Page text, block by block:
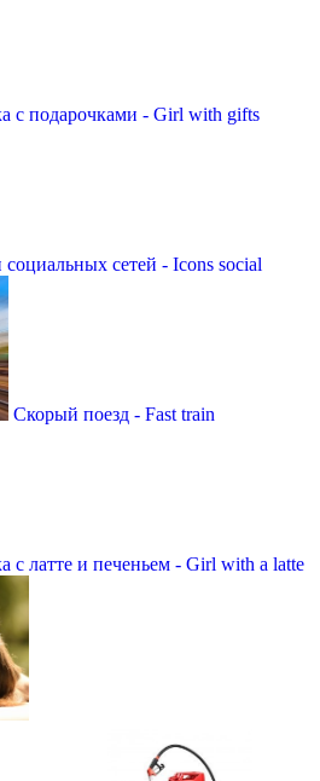
с подарочками - Girl with gifts
сетей - Icons social
Скорый поезд - Fast train
с латте и печеньем - Girl with a latte